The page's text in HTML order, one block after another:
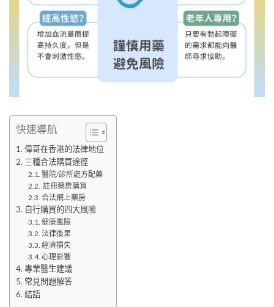
快速導航
偉哥在香港的法律地位
三種合法購買途徑
醫院/診所處方配藥
註冊藥房購買
合法網上藥房
自行購買的四大風險
健康風險
法律後果
經濟損失
心理影響
專業醫生建議
常見問題解答
結語